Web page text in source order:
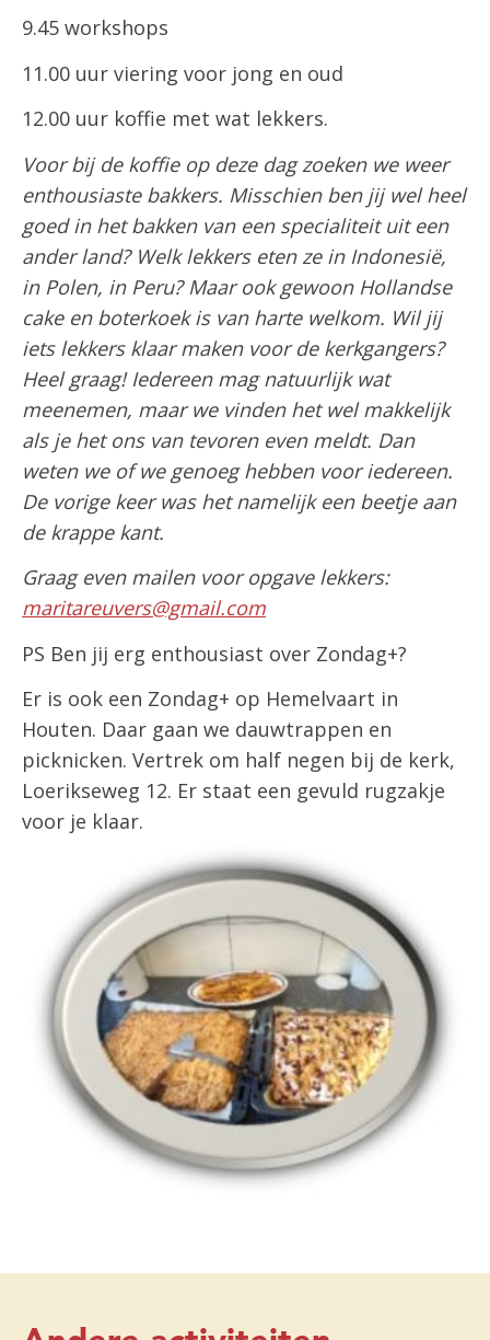
9.45 workshops
11.00 uur viering voor jong en oud
12.00 uur koffie met wat lekkers.
Voor bij de koffie op deze dag zoeken we weer
enthousiaste bakkers. Misschien ben jij wel heel
goed in het bakken van een specialiteit uit een
ander land? Welk lekkers eten ze in Indonesië,
in Polen, in Peru? Maar ook gewoon Hollandse
cake en boterkoek is van harte welkom. Wil jij
iets lekkers klaar maken voor de kerkgangers?
Heel graag! Iedereen mag natuurlijk wat
meenemen, maar we vinden het wel makkelijk
als je het ons van tevoren even meldt. Dan
weten we of we genoeg hebben voor iedereen.
De vorige keer was het namelijk een beetje aan
de krappe kant.
Graag even mailen voor opgave lekkers:
maritareuvers@gmail.com
PS Ben jij erg enthousiast over Zondag+?
Er is ook een Zondag+ op Hemelvaart in
Houten. Daar gaan we dauwtrappen en
picknicken. Vertrek om half negen bij de kerk,
Loerikseweg 12. Er staat een gevuld rugzakje
voor je klaar.